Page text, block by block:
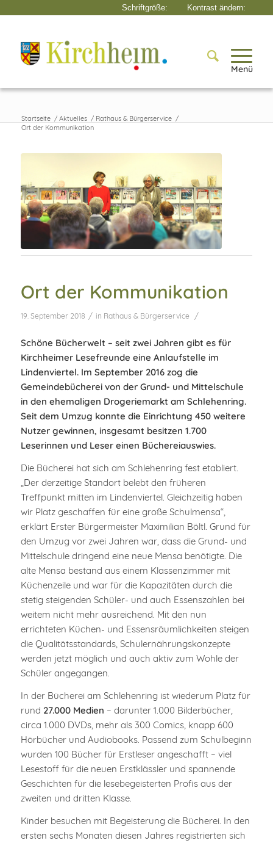
Menü
Startseite / Aktuelles / Rathaus & Bürgerservice /
Ort der Kommunikation
Ort der Kommunikation
19. September 2018 / in Rathaus & Bürgerservice /
Schöne Bücherwelt – seit zwei Jahren gibt es für
Kirchheimer Lesefreunde eine Anlaufstelle im
Lindenviertel. Im September 2016 zog die
Gemeindebücherei von der Grund- und Mittelschule
in den ehemaligen Drogeriemarkt am Schlehenring.
Seit dem Umzug konnte die Einrichtung 450 weitere
Nutzer gewinnen, insgesamt besitzen 1.700
Leserinnen und Leser einen Büchereiauswies.
Die Bücherei hat sich am Schlehenring fest etabliert.
„Der derzeitige Standort belebt den früheren
Treffpunkt mitten im Lindenviertel. Gleichzeitig haben
wir Platz geschaffen für eine große Schulmensa“,
erklärt Erster Bürgermeister Maximilian Böltl. Grund für
den Umzug vor zwei Jahren war, dass die Grund- und
Mittelschule dringend eine neue Mensa benötigte. Die
alte Mensa bestand aus einem Klassenzimmer mit
Küchenzeile und war für die Kapazitäten durch die
stetig steigenden Schüler- und auch Essenszahlen bei
weitem nicht mehr ausreichend. Mit den nun
errichteten Küchen- und Essensräumlichkeiten steigen
die Qualitätsstandards, Schulernährungskonzepte
werden jetzt möglich und auch aktiv zum Wohle der
Schüler angegangen.
In der Bücherei am Schlehenring ist wiederum Platz für
rund 27.000 Medien – darunter 1.000 Bilderbücher,
circa 1.000 DVDs, mehr als 300 Comics, knapp 600
Hörbücher und Audiobooks. Passend zum Schulbeginn
wurden 100 Bücher für Erstleser angeschafft – viel
Lesestoff für die neuen Erstklässler und spannende
Geschichten für die lesebegeisterten Profis aus der
zweiten und dritten Klasse.
Kinder besuchen mit Begeisterung die Bücherei. In den
ersten sechs Monaten diesen Jahres registrierten sich